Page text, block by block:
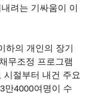
려는 기싸움이 이
하의 개인의 장기
무조정 프로그램
시절부터 내건 주요
만4000여명이 수